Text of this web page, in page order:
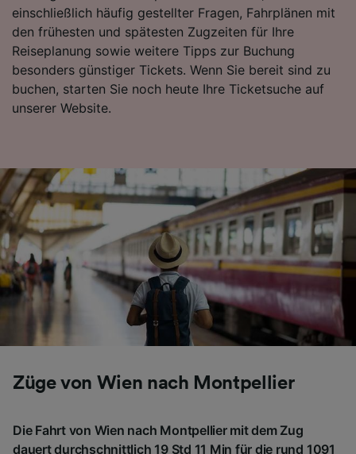
einschließlich häufig gestellter Fragen, Fahrplänen mit
den frühesten und spätesten Zugzeiten für Ihre
Reiseplanung sowie weitere Tipps zur Buchung
besonders günstiger Tickets. Wenn Sie bereit sind zu
buchen, starten Sie noch heute Ihre Ticketsuche auf
unserer Website.
Züge von Wien nach Montpellier
Die Fahrt von Wien nach Montpellier mit dem Zug
dauert durchschnittlich 19 Std 11 Min für die rund 1091
Folgendes bereitzustellen:
Verwendung genauer Standortdaten.
Endgeräteeigenschaften zur Identifikation
aktiv abfragen. Speichern von oder Zugriff auf
Informationen auf einem Endgerät.
Personalisierte Werbung und Inhalte, Messung
von Werbeleistung und der Performance von
Liste der Partner (Lieferanten)